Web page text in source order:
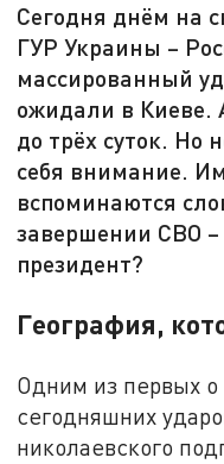
Сегодня днём на
ГУР Украины –
массированный
ожидали в Киеве.
до трёх суток. Но
себя внимание.
вспоминаются
завершении СВО –
президент?
География,
Одним из первых о
сегодняшних
николаевского